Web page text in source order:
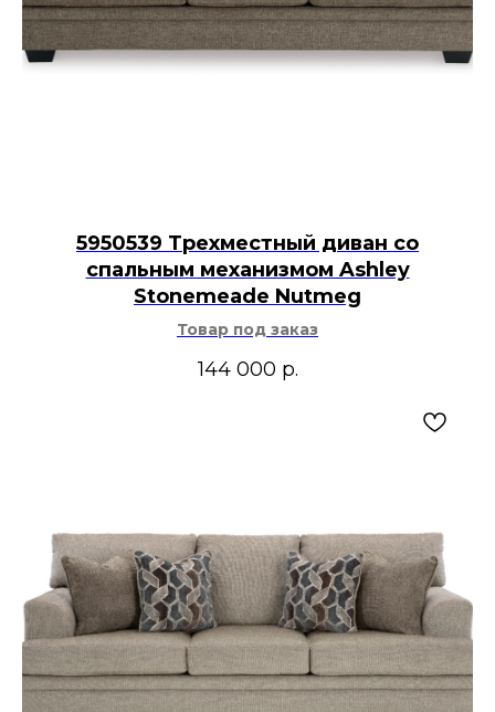
5950539 Трехместный диван со
спальным механизмом Ashley
Stonemeade Nutmeg
Товар под заказ
144 000 р.